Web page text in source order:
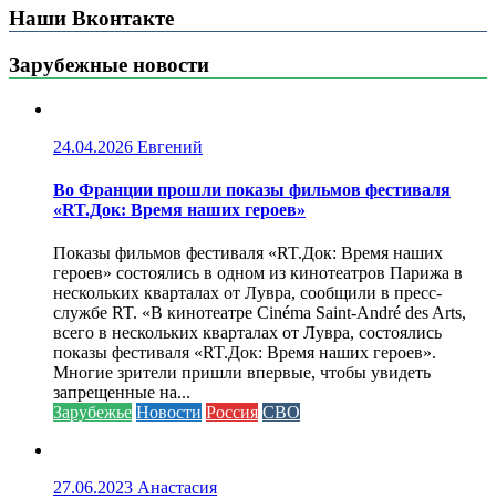
Наши Вконтакте
Зарубежные новости
24.04.2026 Евгений
Во Франции прошли показы фильмов фестиваля
«RT.Док: Время наших героев»
Показы фильмов фестиваля «RT.Док: Время наших
героев» состоялись в одном из кинотеатров Парижа в
нескольких кварталах от Лувра, сообщили в пресс-
службе RT. «В кинотеатре Cinéma Saint-André des Arts,
всего в нескольких кварталах от Лувра, состоялись
показы фестиваля «RT.Док: Время наших героев».
Многие зрители пришли впервые, чтобы увидеть
запрещенные на...
Зарубежье Новости Россия СВО
27.06.2023 Анастасия